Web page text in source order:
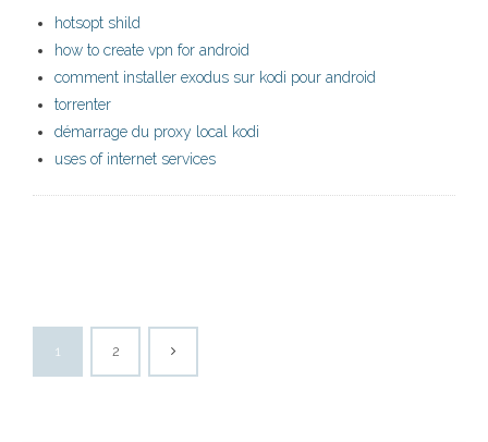
hotsopt shild
how to create vpn for android
comment installer exodus sur kodi pour android
torrenter
démarrage du proxy local kodi
uses of internet services
1 2